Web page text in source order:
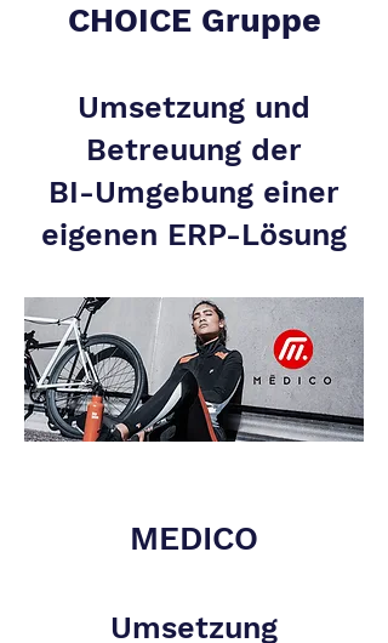
CHOICE Gruppe
Umsetzung und
Betreuung der
BI-Umgebung einer
eigenen ERP-Lösung
MEDICO
Umsetzung